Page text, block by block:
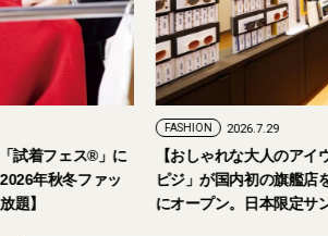
9月5日・6日開催。「試着フェス®︎」に
さまをご招待。【2026年秋冬ファッ
美容アイテム試し放題】
【お
ピジ
にオ